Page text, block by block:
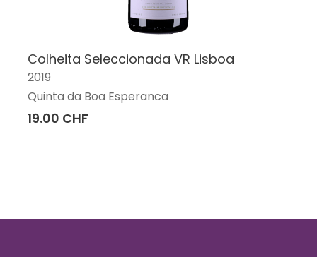
Colheita Seleccionada VR Lisboa
2019
Quinta da Boa Esperanca
19.00 CHF